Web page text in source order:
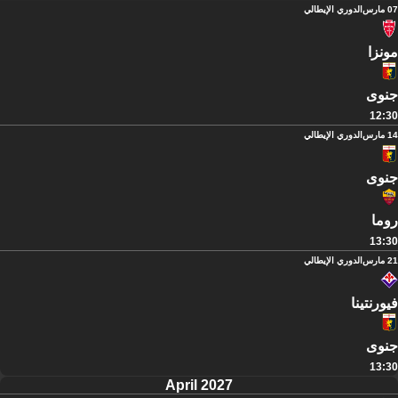
07 مارس الدوري الإيطالي
مونزا
جنوى
12:30
14 مارس الدوري الإيطالي
جنوى
روما
13:30
21 مارس الدوري الإيطالي
فيورنتينا
جنوى
13:30
April 2027